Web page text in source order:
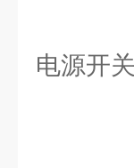
5
电源开关
6